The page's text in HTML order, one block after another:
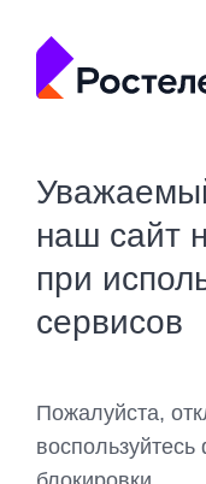
наш сайт
при
сервисов
Пожалуйста,